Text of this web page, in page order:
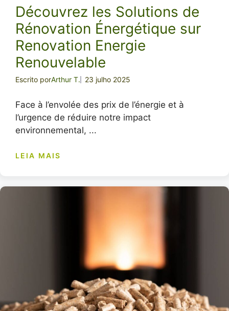
Découvrez les Solutions de
Rénovation Énergétique sur
Renovation Energie
Renouvelable
Escrito porArthur T. 23 julho 2025
Face à l’envolée des prix de l’énergie et à
l’urgence de réduire notre impact
environnemental, ...
LEIA MAIS